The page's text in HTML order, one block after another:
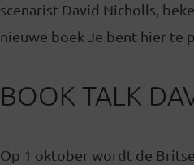
scenarist David Nicholls,
nieuwe boek Je bent hier te
BOOK TALK
Op 1 oktober wordt de